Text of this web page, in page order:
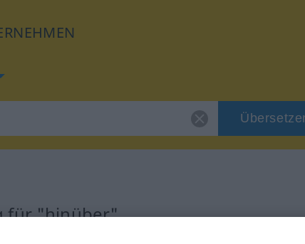
für "hinüber"